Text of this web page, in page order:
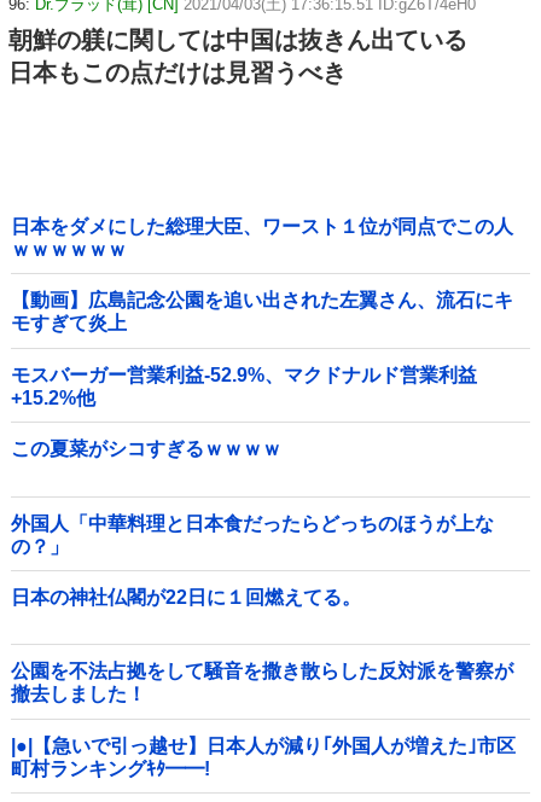
96: Dr.ブラッド(茸) [CN] 2021/04/03(土) 17:36:15.51 ID:gZ6T/4eH0
朝鮮の躾に関しては中国は抜きん出ている
日本もこの点だけは見習うべき
日本をダメにした総理大臣、ワースト１位が同点でこの人
ｗｗｗｗｗｗ
【動画】広島記念公園を追い出された左翼さん、流石にキ
モすぎて炎上
モスバーガー営業利益-52.9%、マクドナルド営業利益
+15.2%他
この夏菜がシコすぎるｗｗｗｗ
外国人「中華料理と日本食だったらどっちのほうが上な
の？」
日本の神社仏閣が22日に１回燃えてる。
公園を不法占拠をして騒音を撒き散らした反対派を警察が
撤去しました！
|●|【急いで引っ越せ】日本人が減り｢外国人が増えた｣市区
町村ランキングｷﾀ━━!